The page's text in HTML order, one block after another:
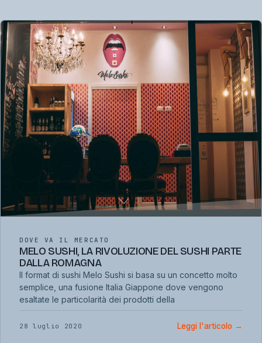
DOVE VA IL MERCATO
MELO SUSHI, LA RIVOLUZIONE DEL SUSHI PARTE
DALLA ROMAGNA
Il format di sushi Melo Sushi si basa su un concetto molto
semplice, una fusione Italia Giappone dove vengono
esaltate le particolarità dei prodotti della
28 luglio 2020 Leggi l'articolo →